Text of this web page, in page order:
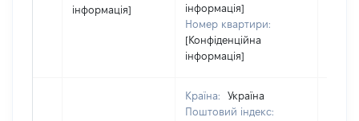
інформація]
інформація]
Номер квартири:
[Конфіденційна
інформація]
Країна:
Україна
Поштовий індекс: